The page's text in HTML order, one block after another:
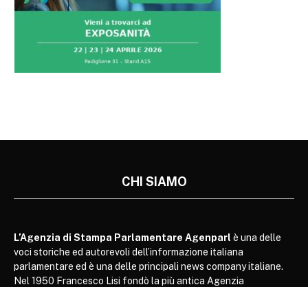
CHI SIAMO
L’Agenzia di Stampa Parlamentare Agenparl è una delle
voci storiche ed autorevoli dell’informazione italiana
parlamentare ed è una delle principali news company italiane.
Nel 1950 Francesco Lisi fondò la più antica Agenzia